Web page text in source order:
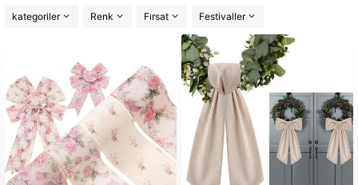
kategoriler
Renk Fırsat Festivaller